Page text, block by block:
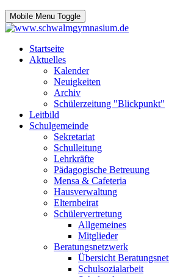
Mobile Menu Toggle
Startseite
Aktuelles
Kalender
Neuigkeiten
Archiv
Schülerzeitung "Blickpunkt"
Leitbild
Schulgemeinde
Sekretariat
Schulleitung
Lehrkräfte
Pädagogische Betreuung
Mensa & Cafeteria
Hausverwaltung
Elternbeirat
Schülervertretung
Allgemeines
Mitglieder
Beratungsnetzwerk
Übersicht
Schulsozialarbeit